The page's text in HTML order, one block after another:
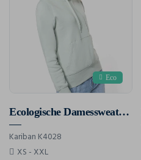
Eco
Ecologische Damessweater Met Capuchon
Kariban K4028
XS - XXL